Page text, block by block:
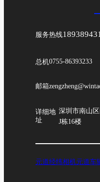
服务热线
总机0755-86393233
邮箱
详细地
址
深圳市南山
J栋16楼
元道经纬相机元道车